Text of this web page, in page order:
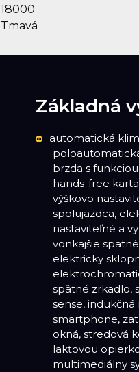
18000
Tmavá
Základná
automatická
brzda s
hands-free
výškovo
spolujazdca,
nastaviteľné a
vonkajšie
elektricky
spätné zrkadlo,
sense,
smartphone,
okná, stredová
lakťovou
multimediálny
pred opustením
pruhu s
jazdnej dráhy,
kamera, predná
sivá schiste,
tempomat s
go, predné a
čiernej farbe,
zadné parkovacie
plávajúca
špecifické
Alpine,
karosérie,
multimediálny a
systém openR link
integrované